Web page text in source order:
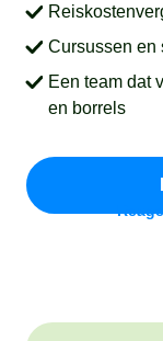
Cursussen en
Een team dat
en borrels